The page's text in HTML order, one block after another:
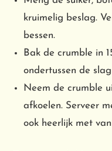
kruimelig beslag.
bessen.
Bak de crumble in
ondertussen de
Neem de crumble
afkoelen. Serveer
ook heerlijk met